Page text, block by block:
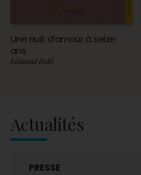
Une nuit d’amour à seize
ans
Edmond Botti
Actualités
PRESSE